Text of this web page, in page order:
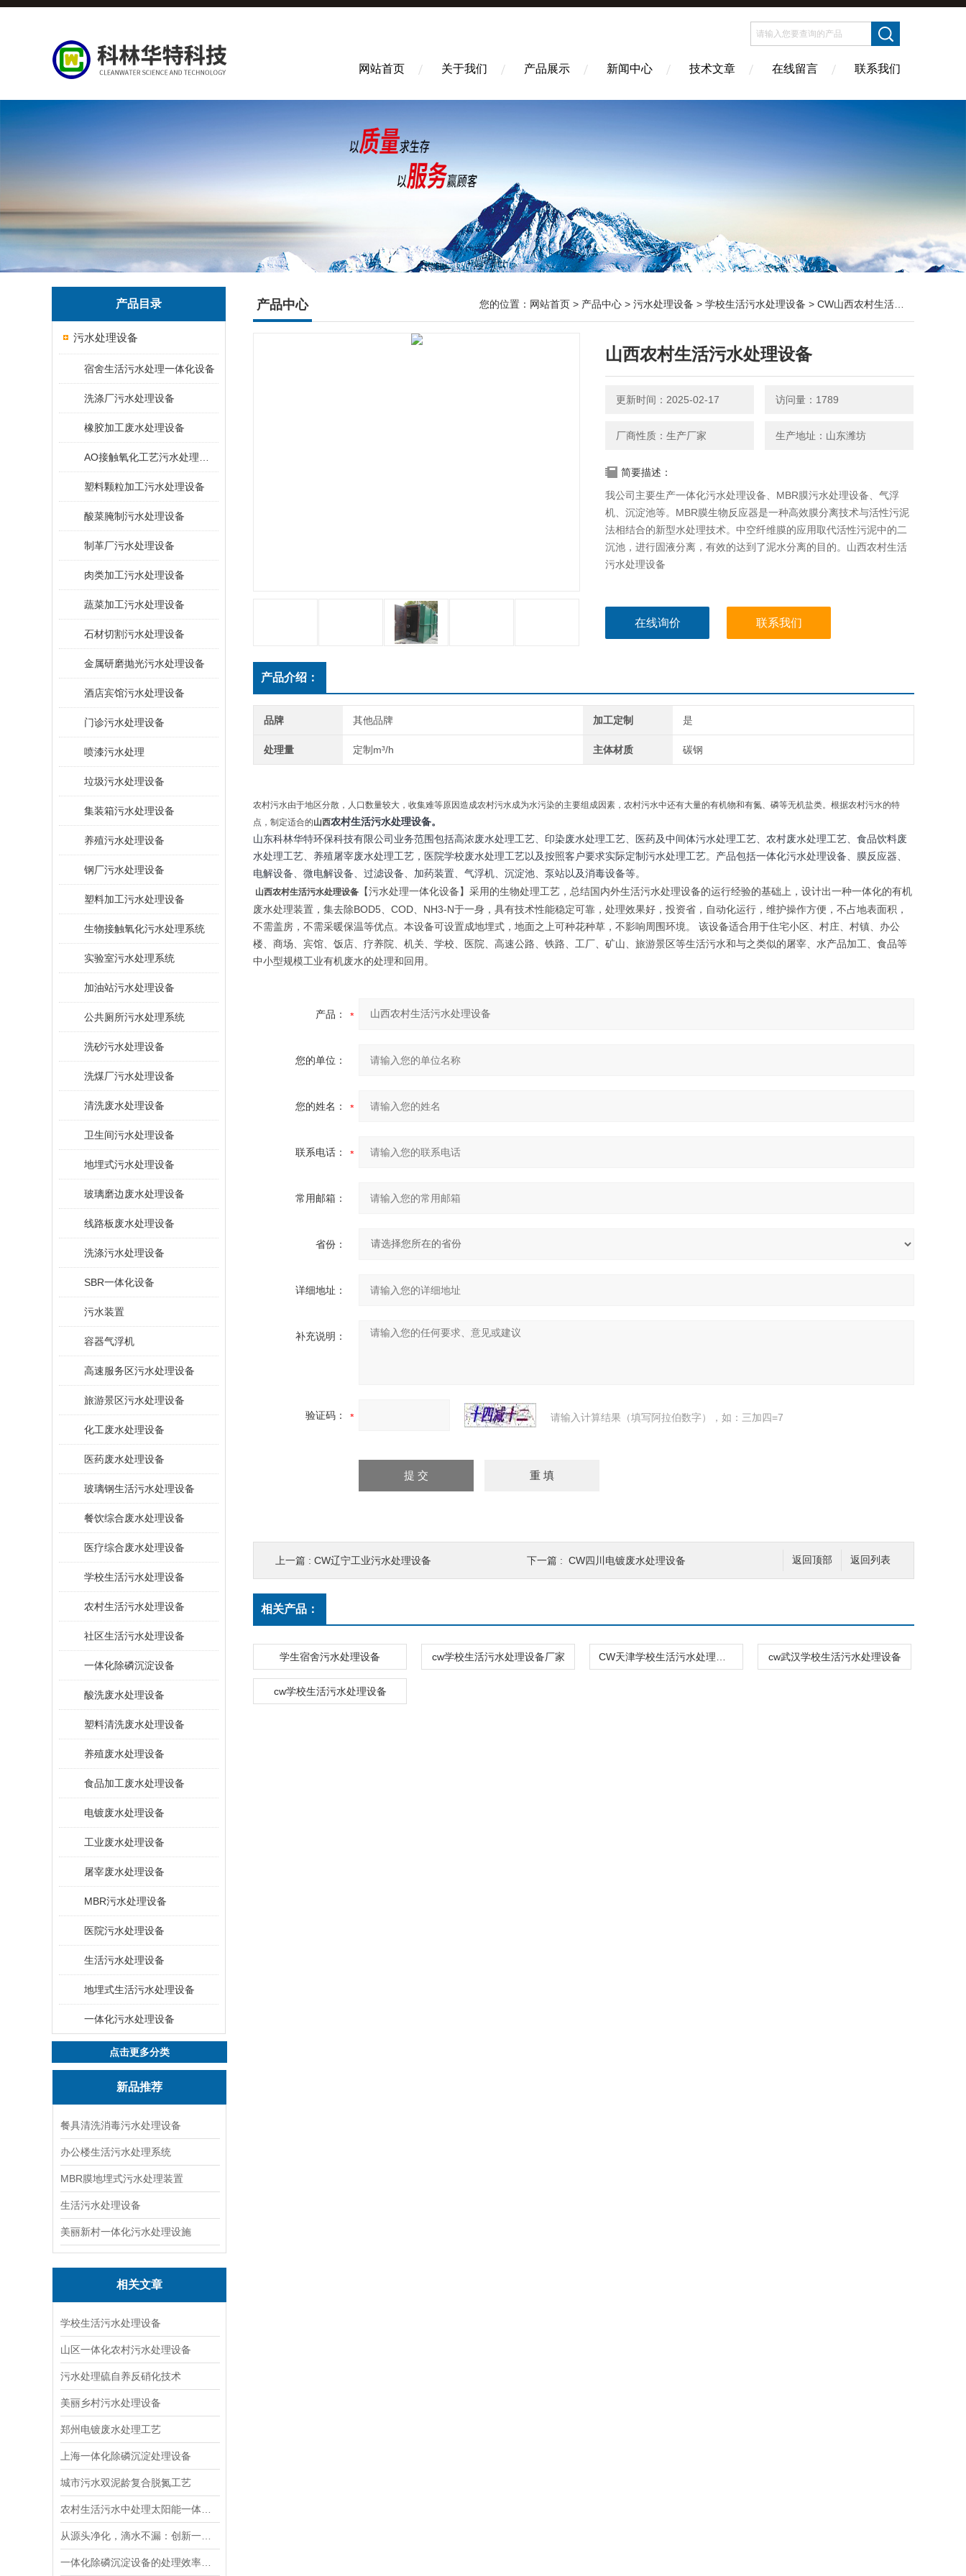
网站首页 关于我们 产品展示 新闻中心 技术文章 在线留言 联系我们
产品目录
污水处理设备
宿舍生活污水处理一体化设备
洗涤厂污水处理设备
橡胶加工废水处理设备
塑料颗粒加工污水处理设备
酸菜腌制污水处理设备
制革厂污水处理设备
肉类加工污水处理设备
蔬菜加工污水处理设备
石材切割污水处理设备
金属研磨抛光污水处理设备
酒店宾馆污水处理设备
门诊污水处理设备
喷漆污水处理
垃圾污水处理设备
集装箱污水处理设备
养殖污水处理设备
钢厂污水处理设备
塑料加工污水处理设备
生物接触氧化污水处理系统
​实验室污水处理系统
加油站污水处理设备
公共厕所污水处理系统
洗砂污水处理设备
洗煤厂污水处理设备
清洗废水处理设备
卫生间污水处理设备
地埋式污水处理设备
玻璃磨边废水处理设备
线路板废水处理设备
洗涤污水处理设备
SBR一体化设备
污水装置
容器气浮机
高速服务区污水处理设备
旅游景区污水处理设备
化工废水处理设备
医药废水处理设备
玻璃钢生活污水处理设备
餐饮综合废水处理设备
医疗综合废水处理设备
学校生活污水处理设备
农村生活污水处理设备
社区生活污水处理设备
一体化除磷沉淀设备
酸洗废水处理设备
塑料清洗废水处理设备
养殖废水处理设备
食品加工废水处理设备
电镀废水处理设备
工业废水处理设备
屠宰废水处理设备
MBR污水处理设备
医院污水处理设备
生活污水处理设备
地埋式生活污水处理设备
一体化污水处理设备
点击更多分类
新品推荐
餐具清洗消毒污水处理设备
办公楼生活污水处理系统
MBR膜地埋式污水处理装置
生活污水处理设备
美丽新村一体化污水处理设施
相关文章
学校生活污水处理设备
山区一体化农村污水处理设备
污水处理硫自养反硝化技术
美丽乡村污水处理设备
郑州电镀废水处理工艺
上海一体化除磷沉淀处理设备
城市污水双泥龄复合脱氮工艺
产品中心 您的位置： 网站首页 > 产品中心 > 污水处理设备 > 学校生活污水处理设备 > CW山西农村生活污水处理设备
山西农村生活污水处理设备
更新时间：2025-02-17 访问量：1789
厂商性质：生产厂家 生产地址：山东潍坊
简要描述：
我公司主要生产一体化污水处理设备、MBR膜污水处理设备、气浮
机、沉淀池等。MBR膜生物反应器是一种高效膜分离技术与活性污泥
法相结合的新型水处理技术。中空纤维膜的应用取代活性污泥中的二
沉池，进行固液分离，有效的达到了泥水分离的目的。山西农村生活
污水处理设备
在线询价 联系我们
产品介绍：
品牌 其他品牌 加工定制 是
处理量 定制m³/h 主体材质 碳钢
农村污水由于地区分散，人口数量较大，收集难等原因造成农村污水成为水污染的主要组成因素，农村污水中还有大量的有机物和有氮、磷等无机盐类。根据农村污水的特
点，制定适合的山西农村生活污水处理设备。
山东科林华特环保科技有限公司业务范围包括高浓废水处理工艺、印染废水处理工艺、医药及中间体污水处理工艺、农村废水处理工艺、食品饮料废
水处理工艺、养殖屠宰废水处理工艺，医院学校废水处理工艺以及按照客户要求实际定制污水处理工艺。产品包括一体化污水处理设备、膜反应器、
电解设备、微电解设备、过滤设备、加药装置、气浮机、沉淀池、泵站以及消毒设备等。
山西农村生活污水处理设备 【污水处理一体化设备】采用的生物处理工艺，总结国内外生活污水处理设备的运行经验的基础上，设计出一种一体化的有机
废水处理装置，集去除BOD5、COD、NH3-N于一身，具有技术性能稳定可靠，处理效果好，投资省，自动化运行，维护操作方便，不占地表面积，
不需盖房，不需采暖保温等优点。本设备可设置成地埋式，地面之上可种花种草，不影响周围环境。 该设备适合用于住宅小区、村庄、村镇、办公
楼、商场、宾馆、饭店、疗养院、机关、学校、医院、高速公路、铁路、工厂、矿山、旅游景区等生活污水和与之类似的屠宰、水产品加工、食品等
中小型规模工业有机废水的处理和回用。
产品：
您的单位：
您的姓名：
联系电话：
常用邮箱：
省份：
详细地址：
补充说明：
验证码： 请输入计算结果（填写阿拉伯数字），如：三加四=7
返回列表
返回顶部
上一篇 : CW辽宁工业污水处理设备 下一篇 : CW四川电镀废水处理设备
相关产品：
学生宿舍污水处理设备 cw学校生活污水处理设备厂家 cw武汉学校生活污水处理设备
cw学校生活污水处理设备